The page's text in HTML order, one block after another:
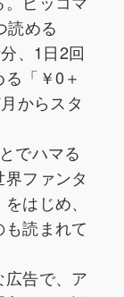
読める
、1日2回
「￥0＋
からスタ
でハマる
ファンタ
はじめ、
読まれて
告で、ア